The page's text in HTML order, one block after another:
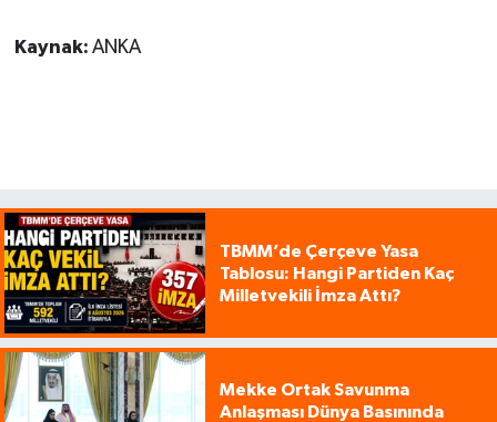
Kaynak: ANKA
TBMM’de Çerçeve Yasa
Tablosu: Hangi Partiden Kaç
Milletvekili İmza Attı?
Mekke Ortak Savunma
Anlaşması Dünya Basınında